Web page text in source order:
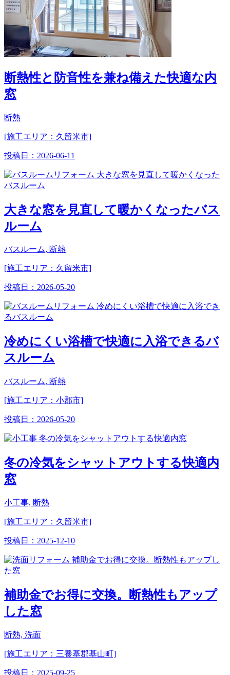
断熱性と防音性を兼ね備えた快適な内
窓
断熱
[施工エリア：久留米市]
投稿日： 2026-06-11
大きな窓を見直して暖かくなったバス
ルーム
バスルーム, 断熱
[施工エリア：久留米市]
投稿日： 2026-05-20
冷めにくい浴槽で快適に入浴できるバ
スルーム
バスルーム, 断熱
[施工エリア：小郡市]
投稿日： 2026-05-20
冬の冷気をシャットアウトする快適内
窓
小工事, 断熱
[施工エリア：久留米市]
投稿日： 2025-12-10
補助金でお得に交換。断熱性もアップ
した窓
断熱, 洗面
[施工エリア：三養基郡基山町]
投稿日： 2025-09-25